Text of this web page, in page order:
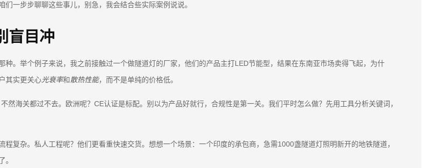
一步步聊聊这些事儿，别急，我会结合些实际案例说说。
盲目冲
。举个例子来说，我之前接触过一个做隧道灯的厂家，他们的产品主打LED节能型，结果在东南亚市场卖得飞起，为什
其实更关心光衰率和散热性能，而不是单纯的价格低。
不然海关都过不去。欧洲呢？CE认证是标配。别以为产品好就行，合规性是第一关。我们平时怎么做？先用工具分析关键词，
复杂。私人工程呢？他们更看重快速交货。想想一个场景：一个印度的承包商，急需1000盏隧道灯照明新开的地铁隧道，
。